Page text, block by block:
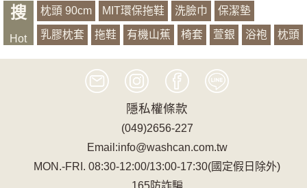
搜
Hot
枕頭 90cm MIT環保拖鞋 洗臉巾 保潔墊
乳膠枕套 拖鞋 有機山蕉 椅套 萱銀 浴袍 枕頭
記憶
隱私權條款
(049)2656-227
Email:info@washcan.com.tw
MON.-FRI. 08:30-12:00/13:00-17:30(國定假日除外)
165防詐騙